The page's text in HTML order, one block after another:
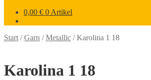
0,00 € 0 Artikel
Start /Garn /Metallic /Karolina 1 18
Karolina 1 18